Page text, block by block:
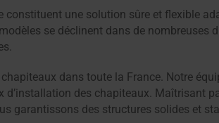
constituent une solution sûre et flexible
se déclinent dans de nombreuses
dans toute la France. Notre
d’installation des chapiteaux. Maîtrisant
garantissons des structures solides et